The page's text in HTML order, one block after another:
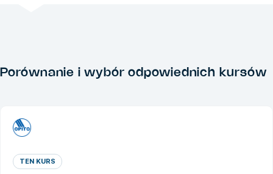
Porównanie i wybór odpowiednich kursów
TEN KURS